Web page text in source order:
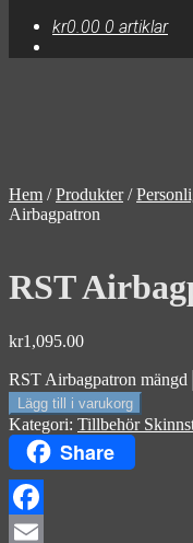
kr0.00 0 artiklar
Hem /Produkter/
Airbagpatron
RST
kr1,095.00
RST Airbagpatron mängd
Lägg till i varukorg
Kategori: Tillbehör
Share
Facebook